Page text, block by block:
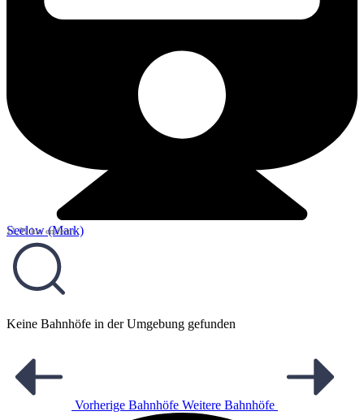
Seelow (Mark)
11,01 km entfernt
Keine Bahnhöfe in der Umgebung gefunden
Vorherige Bahnhöfe Weitere Bahnhöfe